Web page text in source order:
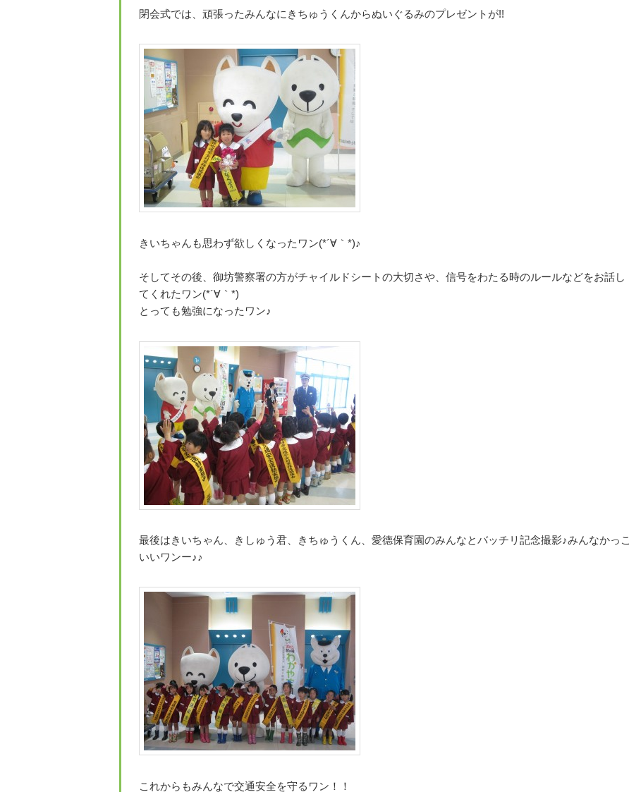
閉会式では、頑張ったみんなにきちゅうくんからぬいぐるみのプレゼントが!!
きいちゃんも思わず欲しくなったワン(*´∀｀*)♪
そしてその後、御坊警察署の方がチャイルドシートの大切さや、信号をわたる時のルールなどをお話し
てくれたワン(*´∀｀*)
とっても勉強になったワン♪
最後はきいちゃん、きしゅう君、きちゅうくん、愛德保育園のみんなとバッチリ記念撮影♪みんなかっこ
いいワンー♪♪
これからもみんなで交通安全を守るワン！！